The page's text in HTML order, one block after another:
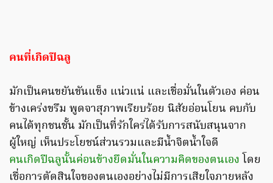
คนที่เกิดปีฉลู
มักเป็นคนขยันขันแข็ง แน่วแน่ และเชื่อมั่นในตัวเอง ค่อน
ข้างเคร่งขรึม พูดจาสุภาพเรียบร้อย นิสัยอ่อนโยน คบกับ
คนได้ทุกชนชั้น มักเป็นที่รักใคร่ได้รับการสนับสนุนจาก
ผู้ใหญ่ เห็นประโยชน์ส่วนรวมและมีน้ำจิตน้ำใจดี
คนเกิดปีฉลูนั้นค่อนข้างยึดมั่นในความคิดของตนเอง โดย
เชื่อการตัดสินใจของตนเองอย่างไม่มีการเสียใจภายหลัง